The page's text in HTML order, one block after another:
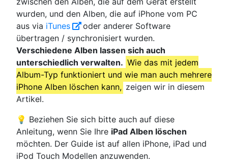
wurden, und den Alben, die auf iPhone vom PC
aus via iTunes
oder anderer Software
übertragen / synchronisiert wurden.
Verschiedene Alben lassen sich auch
unterschiedlich verwalten. Wie das mit jedem
Album-Typ funktioniert und wie man auch mehrere
iPhone Alben löschen kann, zeigen wir in diesem
Artikel.
💡 Beziehen Sie sich bitte auch auf diese
Anleitung, wenn Sie Ihre iPad Alben löschen
möchten. Der Guide ist auf allen iPhone, iPad und
iPod Touch Modellen anzuwenden.